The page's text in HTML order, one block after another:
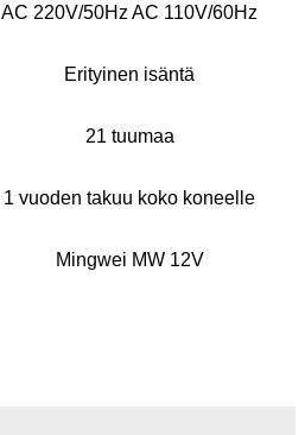
AC 220V/50Hz AC 110V/60Hz
Erityinen isäntä
21 tuumaa
1 vuoden takuu koko koneelle
Mingwei MW 12V